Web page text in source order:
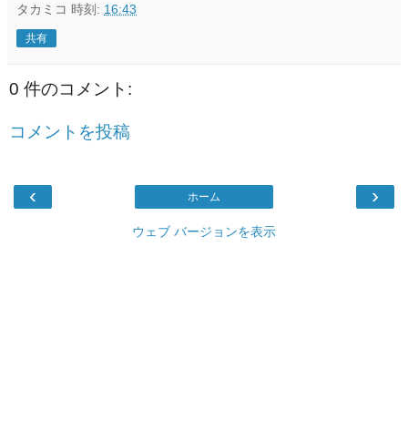
タカミコ 時刻: 16:43
共有
0 件のコメント:
コメントを投稿
‹ ›
ホーム
ウェブ バージョンを表示